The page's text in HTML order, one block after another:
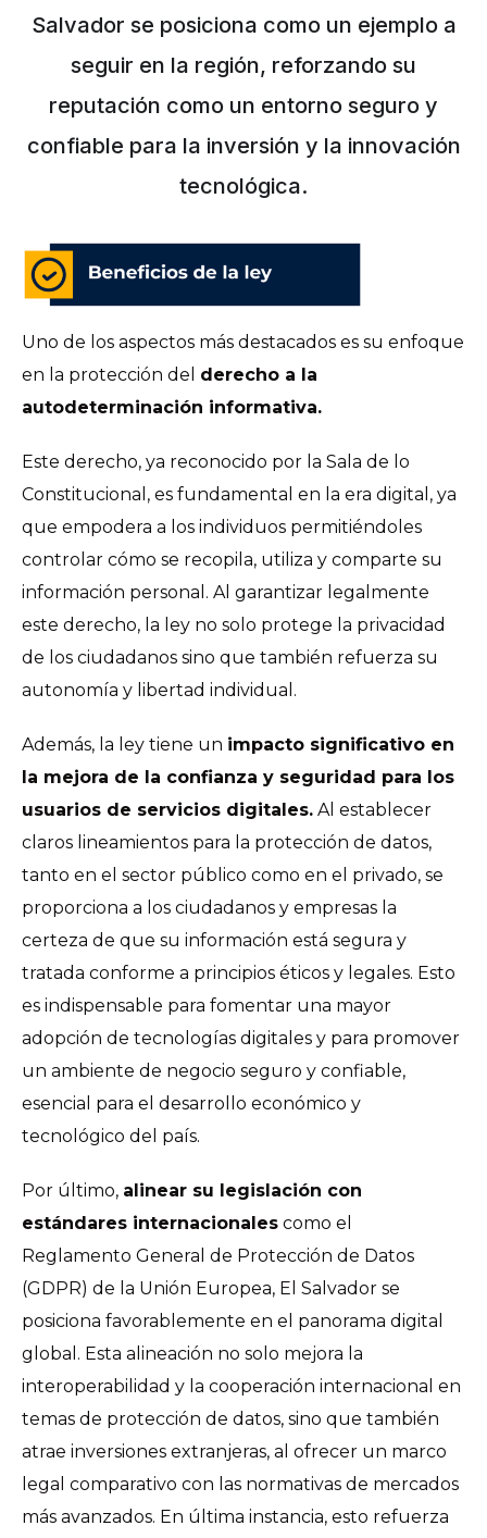
Salvador se posiciona como un ejemplo a
seguir en la región, reforzando su
reputación como un entorno seguro y
confiable para la inversión y la innovación
tecnológica.
Uno de los aspectos más destacados es su enfoque
en la protección del derecho a la
autodeterminación informativa.
Este derecho, ya reconocido por la Sala de lo
Constitucional, es fundamental en la era digital, ya
que empodera a los individuos permitiéndoles
controlar cómo se recopila, utiliza y comparte su
información personal. Al garantizar legalmente
este derecho, la ley no solo protege la privacidad
de los ciudadanos sino que también refuerza su
autonomía y libertad individual.
Además, la ley tiene un impacto significativo en
la mejora de la confianza y seguridad para los
usuarios de servicios digitales. Al establecer
claros lineamientos para la protección de datos,
tanto en el sector público como en el privado, se
proporciona a los ciudadanos y empresas la
certeza de que su información está segura y
tratada conforme a principios éticos y legales. Esto
es indispensable para fomentar una mayor
adopción de tecnologías digitales y para promover
un ambiente de negocio seguro y confiable,
esencial para el desarrollo económico y
tecnológico del país.
Por último, alinear su legislación con
estándares internacionales como el
Reglamento General de Protección de Datos
(GDPR) de la Unión Europea, El Salvador se
posiciona favorablemente en el panorama digital
global. Esta alineación no solo mejora la
interoperabilidad y la cooperación internacional en
temas de protección de datos, sino que también
atrae inversiones extranjeras, al ofrecer un marco
legal comparativo con las normativas de mercados
más avanzados. En última instancia, esto refuerza